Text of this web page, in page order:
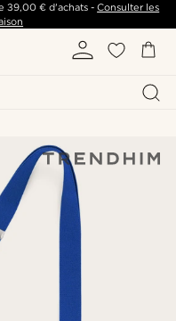
39,00 €d'achats -Consulter les